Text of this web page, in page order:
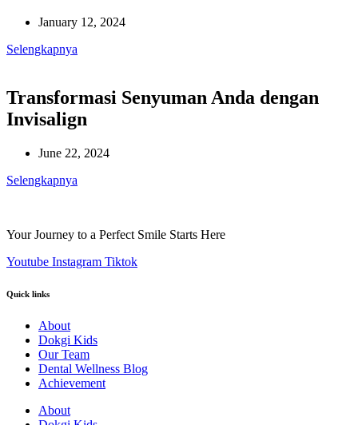
January 12, 2024
Selengkapnya
Transformasi Senyuman Anda dengan
Invisalign
June 22, 2024
Selengkapnya
Your Journey to a Perfect Smile Starts Here
Youtube Instagram Tiktok
Quick links
About
Dokgi Kids
Our Team
Dental Wellness Blog
Achievement
About